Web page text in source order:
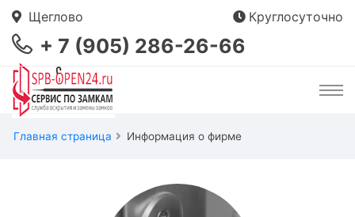
Щеглово Круглосуточно
+ 7 (905) 286-26-66
Главная страница Информация о фирме